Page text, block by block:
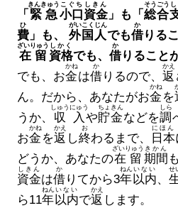
「 緊急
きんきゅう
小口
こぐち
資金
しきん
」も「 総合
そうごう
費
ひ
」も、 外国人
がいこくじん
でも借
か
りる
在留
ざいりゅう
資格
しかく
でも、 借
か
りること
でも、お金
かね
は借
か
りるので、 返
かえ
ん。だから、あなたがお金
かね
を
うか、
収入
しゅうにゅう
や貯金
ちょきん
などを調
しら
お金
かね
を返
かえ
し終
お
わるまで、 日本
にほん
どうか、あなたの在留
ざいりゅう
期間
きかん
も
資金
しきん
は借
か
りてから3年
ねん
以内
いない
、
せ
ら11年
ねん
以内
いない
で返
かえ
します。